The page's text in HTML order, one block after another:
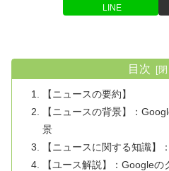
LINE
目次
【ニュースの要約】
【ニュースの背景】：
景
【ニュースに関する知識】
【ユース解説】：Google